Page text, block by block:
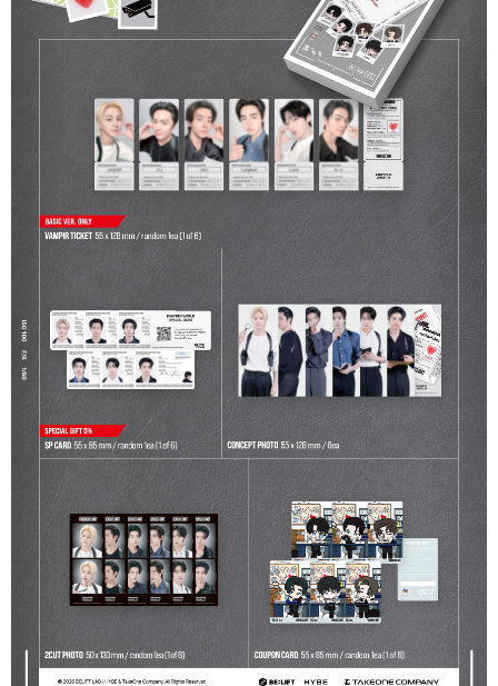
「AFTEE先享後付」，若未經同意申辦者引起之損失，本公司不負相關責
任。
４．使用「AFTEE先享後付」時，將依據個別帳號之用戶狀況，依本公司即
時審查核予不同之上限額度；若仍有額度不足之情形，本公司將視審查結果
請求用戶進行身份認證。
５．嚴禁一人註冊多個帳號或使用他人資訊註冊。若發現惡意使用之情形，
恩沛科技股份有限公司將有權停止該用戶之使用額度並採取法律行動。
付款後門市自取
免運費
北美國家/地區配送
歐洲國家/地區配送 查看運費